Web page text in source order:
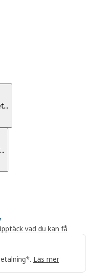
vad du kan få
Läs mer